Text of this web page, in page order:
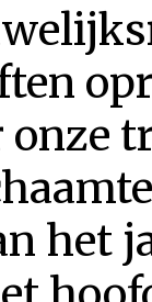
onze
het